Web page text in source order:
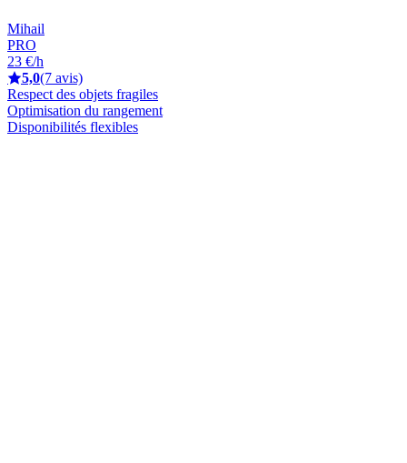
Mihail
PRO
23 €/h
5,0(7 avis)
Respect des objets fragiles
Optimisation du rangement
Disponibilités flexibles